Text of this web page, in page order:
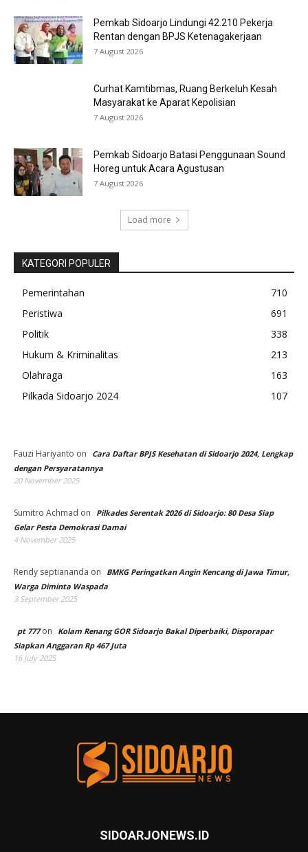
Pemkab Sidoarjo Lindungi 42.210 Pekerja
Rentan dengan BPJS Ketenagakerjaan
7 August 2026
Curhat Kamtibmas, Ruang Berkeluh Kesah
Masyarakat ke Aparat Kepolisian
7 August 2026
Pemkab Sidoarjo Batasi Penggunaan Sound
Horeg untuk Acara Agustusan
7 August 2026
Load more
KATEGORI POPULER
Pemerintahan
710
Peristiwa
691
Politik
338
Hukum & Kriminalitas
213
Olahraga
163
Pilkada Sidoarjo 2024
107
Fauzi Hariyanto on
Cara Daftar BPJS Kesehatan di Sidoarjo 2024, Lengkap
dengan Persyaratannya
20 November 2025
Sumitro Achmad on
Pilkades Serentak 2026 di Sidoarjo: 80 Desa Siap
Gelar Pesta Demokrasi Damai
4 November 2025
Rendy septiananda on
BMKG Peringatkan Angin Kencang di Jawa Timur,
Warga Diminta Waspada
3 September 2025
pt 777on
Kolam Renang GOR Sidoarjo Bakal Diperbaiki, Disporapar
Siapkan Anggaran Rp 467 Juta
16 July 2025
SIDOARJONEWS.ID